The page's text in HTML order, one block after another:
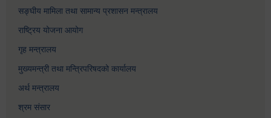
सङ्घीय मामिला तथा सामान्य प्रशासन मन्त्रालय
राष्ट्रिय योजना आयोग
गृह मन्त्रालय
मुख्यमन्त्री तथा मन्त्रिपरिषदको कार्यालय
अर्थ मन्त्रालय
श्रम संसार